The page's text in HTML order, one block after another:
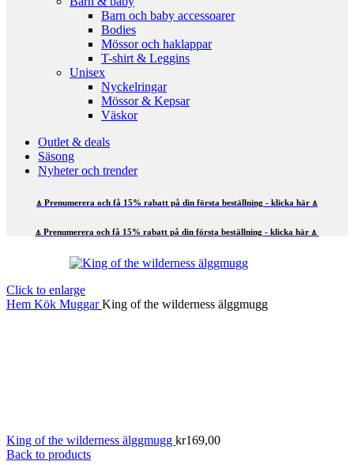
Barn och baby accessoarer
Bodies
Mössor och haklappar
T-shirt & Leggins
Unisex
Nyckelringar
Mössor & Kepsar
Väskor
Outlet & deals
Säsong
Nyheter och trender
⍋ Prenumerera och få 15% rabatt på din första beställning - klicka här ⍋
⍋ Prenumerera och få 15% rabatt på din första beställning - klicka här ⍋
Click to enlarge
Hem Kök MuggarKing of the wilderness älggmugg
King of the wilderness älggmugg kr169,00
Back to products